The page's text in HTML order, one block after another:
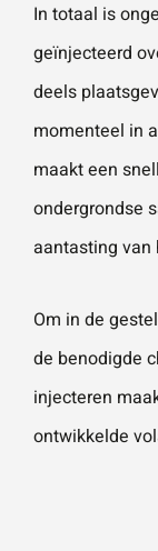
In totaal is
geïnjecteerd
deels
momenteel in
maakt een
ondergrondse
aantasting van
Om in de
de benodigde
injecteren
ontwikkelde